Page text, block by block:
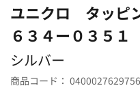
ユニクロ タッ
６３４ー０３５１
シルバー
商品コード： 0400027629756